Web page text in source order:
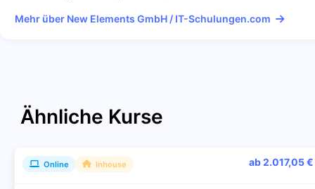
Mehr über New Elements GmbH / IT-Schulungen.com
Ähnliche Kurse
Online Inhouse ab 2.017,05 €